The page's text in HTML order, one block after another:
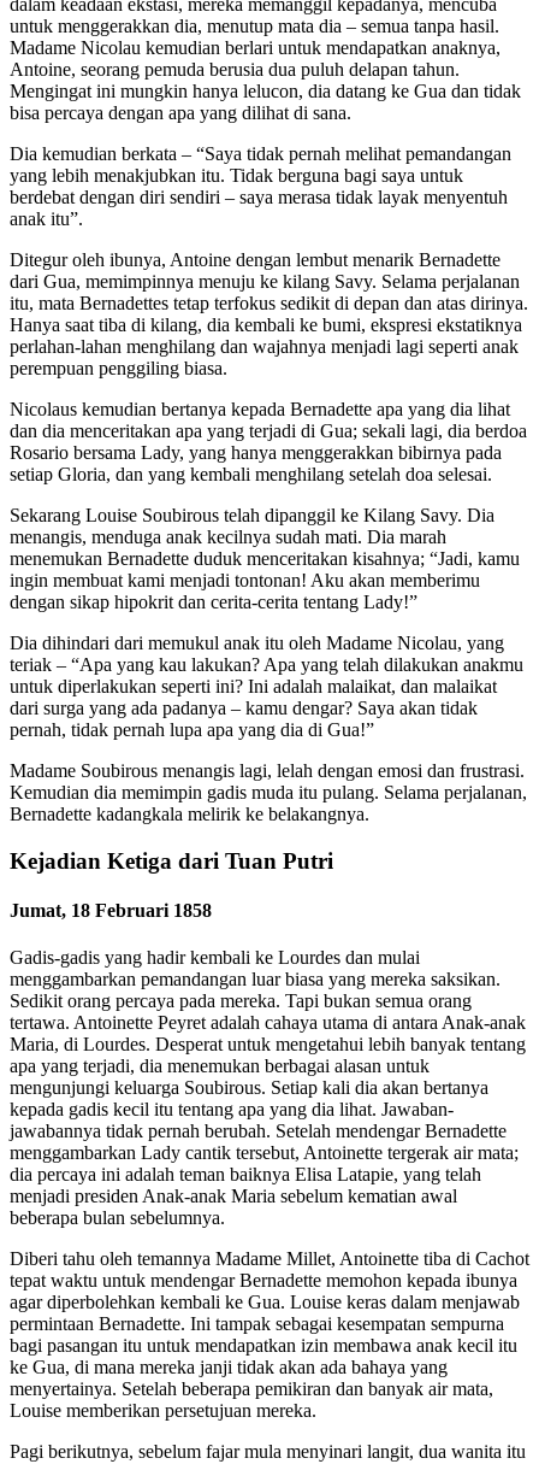
dalam keadaan ekstasi, mereka memanggil kepadanya, mencuba
untuk menggerakkan dia, menutup mata dia – semua tanpa hasil.
Madame Nicolau kemudian berlari untuk mendapatkan anaknya,
Antoine, seorang pemuda berusia dua puluh delapan tahun.
Mengingat ini mungkin hanya lelucon, dia datang ke Gua dan tidak
bisa percaya dengan apa yang dilihat di sana.
Dia kemudian berkata – “Saya tidak pernah melihat pemandangan
yang lebih menakjubkan itu. Tidak berguna bagi saya untuk
berdebat dengan diri sendiri – saya merasa tidak layak menyentuh
anak itu”.
Ditegur oleh ibunya, Antoine dengan lembut menarik Bernadette
dari Gua, memimpinnya menuju ke kilang Savy. Selama perjalanan
itu, mata Bernadettes tetap terfokus sedikit di depan dan atas dirinya.
Hanya saat tiba di kilang, dia kembali ke bumi, ekspresi ekstatiknya
perlahan-lahan menghilang dan wajahnya menjadi lagi seperti anak
perempuan penggiling biasa.
Nicolaus kemudian bertanya kepada Bernadette apa yang dia lihat
dan dia menceritakan apa yang terjadi di Gua; sekali lagi, dia berdoa
Rosario bersama Lady, yang hanya menggerakkan bibirnya pada
setiap Gloria, dan yang kembali menghilang setelah doa selesai.
Sekarang Louise Soubirous telah dipanggil ke Kilang Savy. Dia
menangis, menduga anak kecilnya sudah mati. Dia marah
menemukan Bernadette duduk menceritakan kisahnya; “Jadi, kamu
ingin membuat kami menjadi tontonan! Aku akan memberimu
dengan sikap hipokrit dan cerita-cerita tentang Lady!”
Dia dihindari dari memukul anak itu oleh Madame Nicolau, yang
teriak – “Apa yang kau lakukan? Apa yang telah dilakukan anakmu
untuk diperlakukan seperti ini? Ini adalah malaikat, dan malaikat
dari surga yang ada padanya – kamu dengar? Saya akan tidak
pernah, tidak pernah lupa apa yang dia di Gua!”
Madame Soubirous menangis lagi, lelah dengan emosi dan frustrasi.
Kemudian dia memimpin gadis muda itu pulang. Selama perjalanan,
Bernadette kadangkala melirik ke belakangnya.
Kejadian Ketiga dari Tuan Putri
Jumat, 18 Februari 1858
Gadis-gadis yang hadir kembali ke Lourdes dan mulai
menggambarkan pemandangan luar biasa yang mereka saksikan.
Sedikit orang percaya pada mereka. Tapi bukan semua orang
tertawa. Antoinette Peyret adalah cahaya utama di antara Anak-anak
Maria, di Lourdes. Desperat untuk mengetahui lebih banyak tentang
apa yang terjadi, dia menemukan berbagai alasan untuk
mengunjungi keluarga Soubirous. Setiap kali dia akan bertanya
kepada gadis kecil itu tentang apa yang dia lihat. Jawaban-
jawabannya tidak pernah berubah. Setelah mendengar Bernadette
menggambarkan Lady cantik tersebut, Antoinette tergerak air mata;
dia percaya ini adalah teman baiknya Elisa Latapie, yang telah
menjadi presiden Anak-anak Maria sebelum kematian awal
beberapa bulan sebelumnya.
Diberi tahu oleh temannya Madame Millet, Antoinette tiba di Cachot
tepat waktu untuk mendengar Bernadette memohon kepada ibunya
agar diperbolehkan kembali ke Gua. Louise keras dalam menjawab
permintaan Bernadette. Ini tampak sebagai kesempatan sempurna
bagi pasangan itu untuk mendapatkan izin membawa anak kecil itu
ke Gua, di mana mereka janji tidak akan ada bahaya yang
menyertainya. Setelah beberapa pemikiran dan banyak air mata,
Louise memberikan persetujuan mereka.
Pagi berikutnya, sebelum fajar mula menyinari langit, dua wanita itu